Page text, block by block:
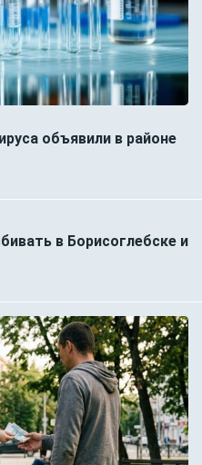
объявили в районе
в Борисоглебске и